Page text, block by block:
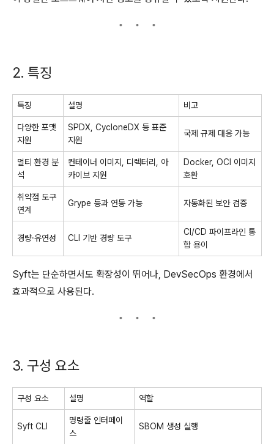
2. 특징
특징 설명 비고
다양한 포맷
지원
SPDX, CycloneDX 등 표준
지원
국제 규제 대응 가능
멀티 환경 분
석
컨테이너 이미지, 디렉터리, 아
카이브 지원
Docker, OCI 이미지
호환
취약점 도구
연계
Grype 등과 연동 가능 자동화된 보안 검증
경량·유연성 CLI 기반 경량 도구
CI/CD 파이프라인 통
합 용이
Syft는 단순하면서도 확장성이 뛰어나, DevSecOps 환경에서
효과적으로 사용된다.
3. 구성 요소
구성 요소 설명 역할
Syft CLI
명령줄 인터페이
스
SBOM 생성 실행